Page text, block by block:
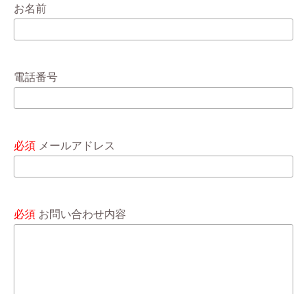
お名前
電話番号
必須 メールアドレス
必須 お問い合わせ内容